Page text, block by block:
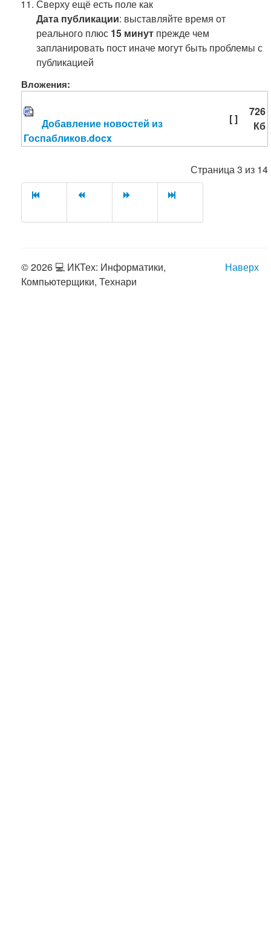
Сверху ещё есть поле как
Дата публикации: выставляйте время от
реального плюс 15 минут прежде чем
запланировать пост иначе могут быть проблемы с
публикацией
Вложения:
Добавление новостей из
Госпабликов.docx
[ ]
726
Кб
Страница 3 из 14
Наверх
© 2026 💻 ИКТех: Информатики,
Компьютерщики, Технари